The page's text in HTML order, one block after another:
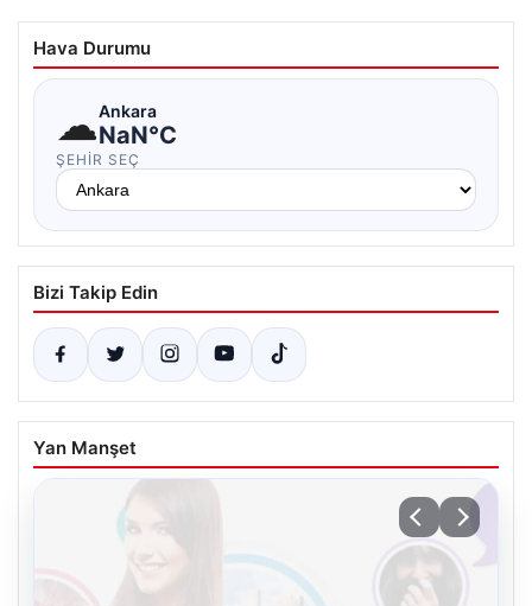
Hava Durumu
☁Ankara
NaN°C
ŞEHIR SEÇ
Bizi Takip Edin
Yan Manşet